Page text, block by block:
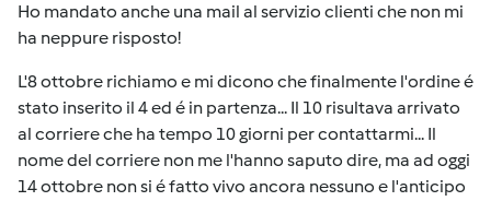
Ho mandato anche una mail al servizio clienti che non mi
ha neppure risposto!
L'8 ottobre richiamo e mi dicono che finalmente l'ordine é
stato inserito il 4 ed é in partenza... Il 10 risultava arrivato
al corriere che ha tempo 10 giorni per contattarmi... Il
nome del corriere non me l'hanno saputo dire, ma ad oggi
14 ottobre non si é fatto vivo ancora nessuno e l'anticipo